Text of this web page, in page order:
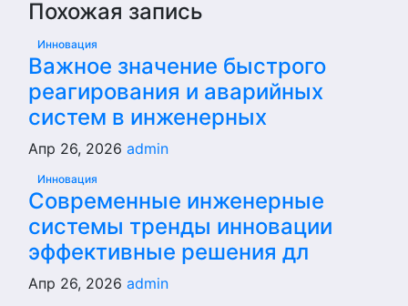
Похожая запись
Инновация
Важное значение быстрого
реагирования и аварийных
систем в инженерных
Апр 26, 2026 admin
Инновация
Современные инженерные
системы тренды инновации
эффективные решения дл
Апр 26, 2026 admin